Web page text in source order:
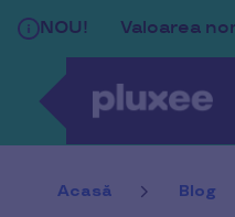
Sari la conținutul
Acasă Blog
NOU! Valoarea